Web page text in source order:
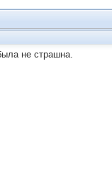
не страшна.